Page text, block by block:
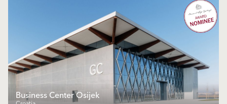
Business Center Osijek